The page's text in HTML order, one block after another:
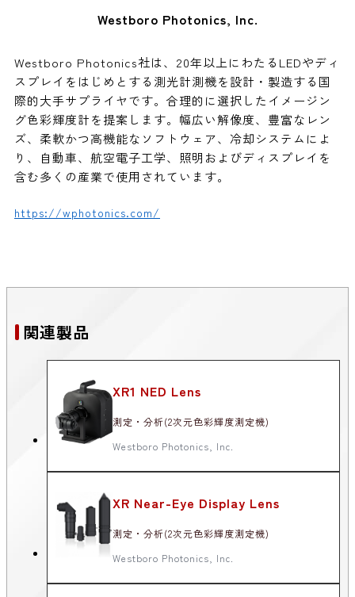
Westboro Photonics, Inc.
Westboro Photonics社は、20年以上にわたるLEDやディ
スプレイをはじめとする測光計測機を設計・製造する国
際的大手サプライヤです。合理的に選択したイメージン
グ色彩輝度計を提案します。幅広い解像度、豊富なレン
ズ、柔軟かつ高機能なソフトウェア、冷却システムによ
り、自動車、航空電子工学、照明およびディスプレイを
含む多くの産業で使用されています。
https://wphotonics.com/
関連製品
XR1 NED Lens
測定・分析(2次元色彩輝度測定機)
Westboro Photonics, Inc.
XR Near-Eye Display Lens
測定・分析(2次元色彩輝度測定機)
Westboro Photonics, Inc.